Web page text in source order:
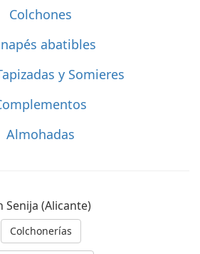
Colchones
abatibles
y Somieres
Almohadas
Senija (Alicante)
Colchonerías